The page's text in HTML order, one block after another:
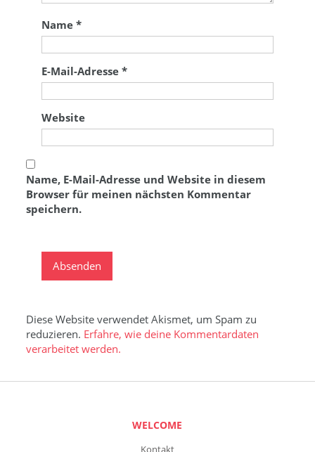
Name*
E-Mail-Adresse*
Website
Name, E-Mail-Adresse und Website in diesem
Browser für meinen nächsten Kommentar
speichern.
Diese Website verwendet Akismet, um Spam zu
reduzieren. Erfahre, wie deine Kommentardaten
verarbeitet werden.
WELCOME
Kontakt